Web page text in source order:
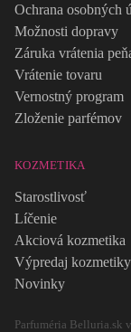
Ochrana osobných
Možnosti dopravy
Záruka vrátenia
Vrátenie tovaru
Vernostný program
Zloženie parfémov
KOZMETIKA
Starostlivosť
Líčenie
Akciová kozmetika
Výpredaj kozmetiky
Novinky
Parfuméria Belluria.sk